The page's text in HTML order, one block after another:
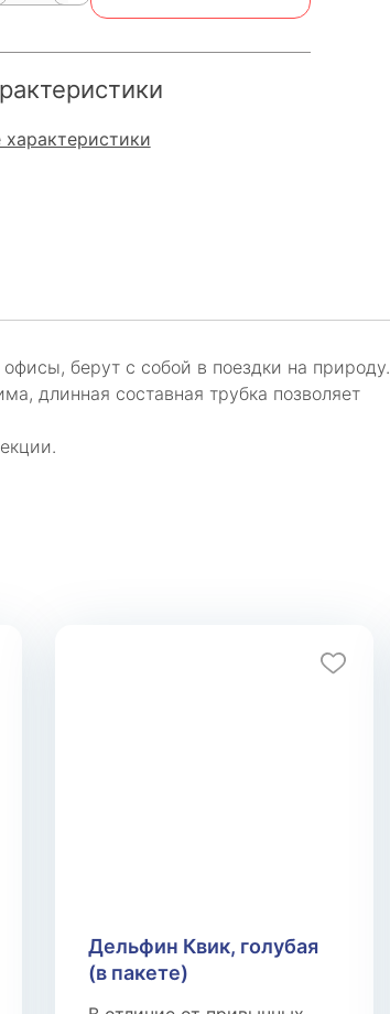
характеристики
берут с собой в поездки на природу.
длинная составная трубка позволяет
Дельфин Квик, голубая
(в пакете)